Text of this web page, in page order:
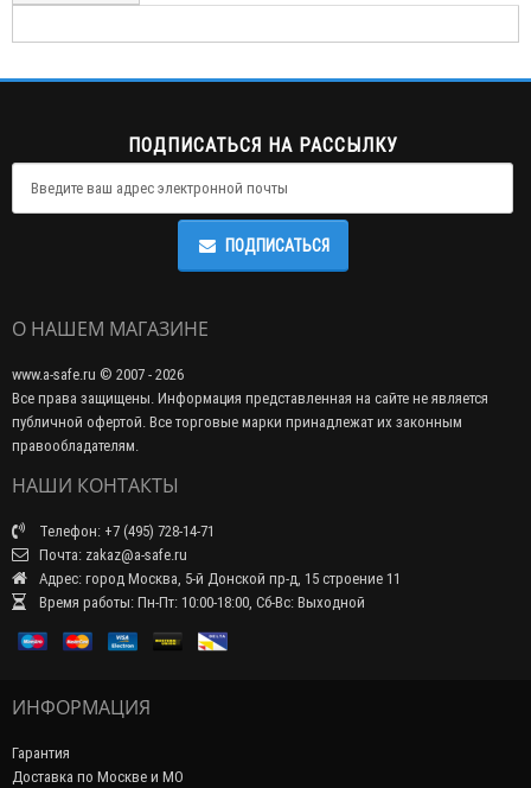
ПОДПИСАТЬСЯ НА РАССЫЛКУ
ПОДПИСАТЬСЯ
О НАШЕМ МАГАЗИНЕ
www.a-safe.ru © 2007 - 2026
Все права защищены. Информация представленная на сайте не является
публичной офертой. Все торговые марки принадлежат их законным
правообладателям.
НАШИ КОНТАКТЫ
Телефон: +7 (495) 728-14-71
Почта: zakaz@a-safe.ru
Адрес: город Москва, 5-й Донской пр-д, 15 строение 11
Время работы: Пн-Пт: 10:00-18:00, Сб-Вс: Выходной
ИНФОРМАЦИЯ
Гарантия
Доставка по Москве и МО